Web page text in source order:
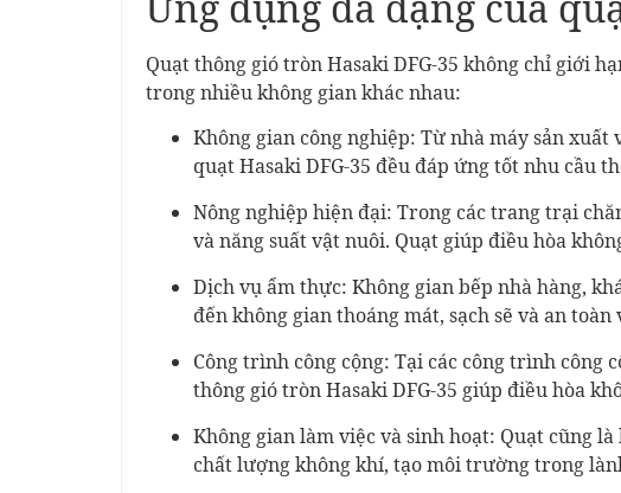
Quạt thông gió tròn Hasaki DFG-35 không chỉ giới
trong nhiều không gian khác nhau:
Không gian công nghiệp: Từ nhà máy sản
quạt Hasaki DFG-35 đều đáp ứng tốt nhu cầu
Nông nghiệp hiện đại: Trong các trang trại
và năng suất vật nuôi. Quạt giúp điều hòa
Dịch vụ ẩm thực: Không gian bếp nhà hàng,
đến không gian thoáng mát, sạch sẽ và an
Công trình công cộng: Tại các công trình
thông gió tròn Hasaki DFG-35 giúp điều hòa
Không gian làm việc và sinh hoạt: Quạt cũng
chất lượng không khí, tạo môi trường trong